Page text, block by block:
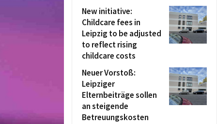
New initiative:
Childcare fees in
Leipzig to be adjusted
to reflect rising
childcare costs
Neuer Vorstoß:
Leipziger
Elternbeiträge sollen
an steigende
Betreuungskosten